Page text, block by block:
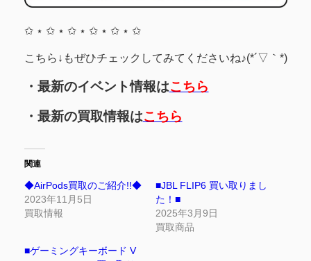
✩ ⋆ ✩ ⋆ ✩ ⋆ ✩ ⋆ ✩ ⋆ ✩
こちら↓もぜひチェックしてみてくださいね♪(*´▽｀*)
・最新のイベント情報はこちら
・最新の買取情報はこちら
関連
◆AirPods買取のご紹介!!◆
2023年11月5日
買取情報
■JBL FLIP6 買い取りまし
た！■
2025年3月9日
買取商品
■ゲーミングキーボード V